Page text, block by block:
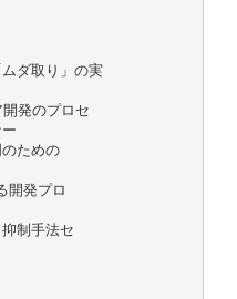
ダ取り」の実
発のプロセ
ための
開発プロ
制手法セ